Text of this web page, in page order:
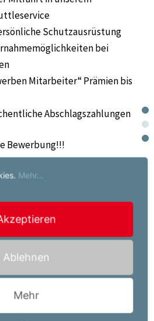
Schutzausrüstung
bei
Mitarbeiter“ Prämien bis
Abschlagszahlungen
Bewerbung!!!
Aufgabengebiet ist Ihnen
GmbH ist ein
der auf individualisierte
w/d) und
Mehr...
Ablehnen
Mehr